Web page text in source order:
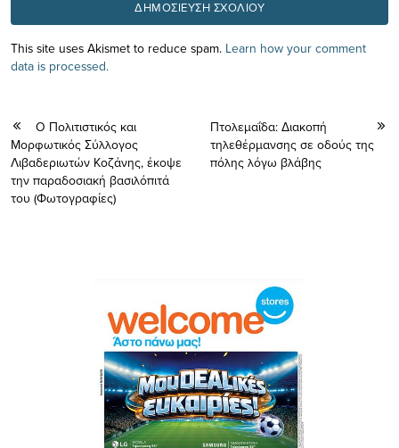
This site uses Akismet to reduce spam. Learn how your comment
data is processed.
Ο Πολιτιστικός και
Μορφωτικός Σύλλογος
Λιβαδεριωτών Κοζάνης, έκοψε
την παραδοσιακή βασιλόπιτά
του (Φωτογραφίες)
Πτολεμαΐδα: Διακοπή
τηλεθέρμανσης σε οδούς της
πόλης λόγω βλάβης